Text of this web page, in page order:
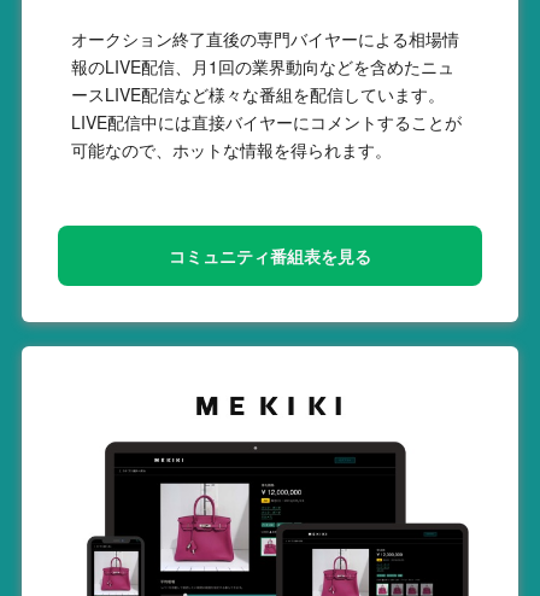
オークション終了直後の専門バイヤーによる相場情
報のLIVE配信、月1回の業界動向などを含めたニュ
ースLIVE配信など様々な番組を配信しています。
LIVE配信中には直接バイヤーにコメントすることが
可能なので、ホットな情報を得られます。
コミュニティ番組表を見る